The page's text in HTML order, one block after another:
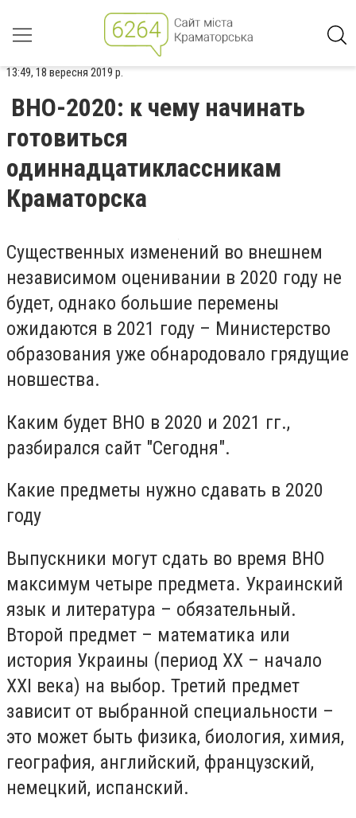
13:49, 18 вересня 2019 р.
ВНО-2020: к чему начинать
готовиться
одиннадцатиклассникам
Краматорска
Существенных изменений во внешнем
независимом оценивании в 2020 году не
будет, однако большие перемены
ожидаются в 2021 году – Министерство
образования уже обнародовало грядущие
новшества.
Каким будет ВНО в 2020 и 2021 гг.,
разбирался сайт "Сегодня".
Какие предметы нужно сдавать в 2020
году
Выпускники могут сдать во время ВНО
максимум четыре предмета. Украинский
язык и литература – обязательный.
Второй предмет – математика или
история Украины (период ХХ – начало
ХХІ века) на выбор. Третий предмет
зависит от выбранной специальности –
это может быть физика, биология, химия,
география, английский, французский,
немецкий, испанский.